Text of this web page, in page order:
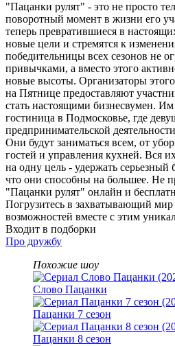
"Пацанки рулят" - это не просто
поворотный момент в жизни его
теперь превратившиеся в
новые цели и стремятся к
победительницы всех сезонов не
привычками, а вместо этого
новые высоты. Организаторы
на Пятнице предоставляют
стать настоящими бизнесвумен. Им
гостиница в Подмосковье, где
предпринимательской
Они будут заниматься всем, от
гостей и управления кухней. Вся
на одну цель - удержать серьезный
что они способны на большее. Не
"Пацанки рулят" онлайн и
Погрузитесь в захватывающий
возможностей вместе с этим
Входит в подборки
Про дружбу
Похожие шоу
Слово Пацанки
Пацанки 7 сезон
Пацанки 8 сезон